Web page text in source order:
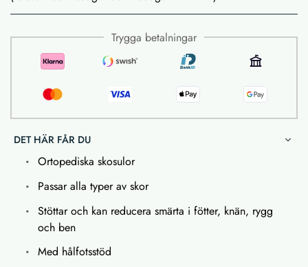
Trygga betalningar
DET HÄR FÅR DU
Ortopediska skosulor
Passar alla typer av skor
Stöttar och kan reducera smärta i fötter, knän, rygg
och ben
Med hålfotsstöd